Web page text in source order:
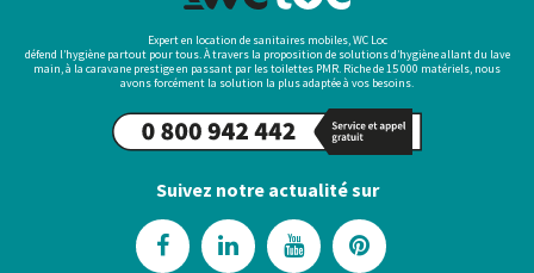
Expert en location de sanitaires mobiles, WC Loc
défend l’hygiène partout pour tous. À travers la proposition de solutions d’hygiène allant du lave
main, à la caravane prestige en passant par les toilettes PMR. Riche de 15 000 matériels, nous
avons forcément la solution la plus adaptée à vos besoins.
Suivez notre actualité sur